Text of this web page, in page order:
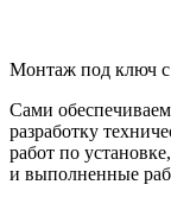
Монтаж под ключ с
Сами
разработку
работ по
и выполненные